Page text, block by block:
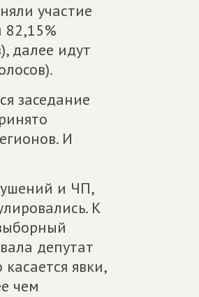
участие
82,15%
далее идут
заседание
И
и ЧП,
К
депутат
явки,
чем